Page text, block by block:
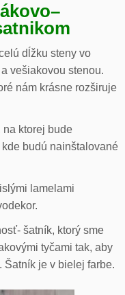
–
dĺžku steny vo
vešiakovou stenou.
nám krásne rozširuje
na ktorej bude
budú nainštalované
lamelami
šatník, ktorý sme
tyčami tak, aby
Šatník je v bielej farbe.